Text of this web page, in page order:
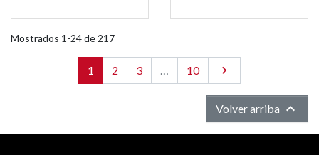
Mostrados 1-24 de 217
1 2 3 … 10 Siguiente

Volver arriba 